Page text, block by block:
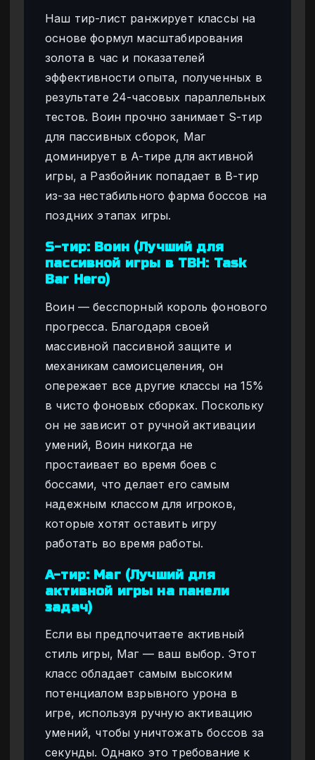
Наш тир-лист ранжирует классы на
основе формул масштабирования
золота в час и показателей
эффективности опыта, полученных в
результате 24-часовых параллельных
тестов. Воин прочно занимает S-тир
для пассивных сборок, Маг
доминирует в A-тире для активной
игры, а Разбойник попадает в B-тир
из-за нестабильного фарма боссов на
поздних этапах игры.
S-тир: Воин (Лучший для
пассивной игры в TBH: Task
Bar Hero)
Воин — бесспорный король фонового
прогресса. Благодаря своей
массивной пассивной защите и
механикам самоисцеления, он
опережает все другие классы на 15%
в чисто фоновых сборках. Поскольку
он не зависит от ручной активации
умений, Воин никогда не
простаивает во время боев с
боссами, что делает его самым
надежным классом для игроков,
которые хотят оставить игру
работать во время работы.
A-тир: Маг (Лучший для
активной игры на панели
задач)
Если вы предпочитаете активный
стиль игры, Маг — ваш выбор. Этот
класс обладает самым высоким
потенциалом взрывного урона в
игре, используя ручную активацию
умений, чтобы уничтожать боссов за
секунды. Однако это требование к